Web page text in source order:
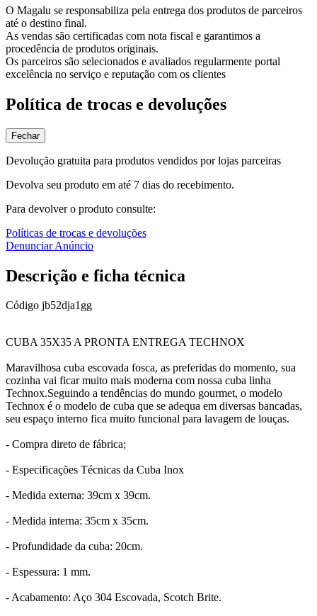
O Magalu se responsabiliza pela entrega dos produtos de parceiros
até o destino final.
As vendas são certificadas com nota fiscal e garantimos a
procedência de produtos originais.
Os parceiros são selecionados e avaliados regularmente portal
excelência no serviço e reputação com os clientes
Política de trocas e devoluções
Fechar
Devolução gratuita para produtos vendidos por lojas parceiras
Devolva seu produto em até 7 dias do recebimento.
Para devolver o produto consulte:
Políticas de trocas e devoluções
Denunciar Anúncio
Descrição e ficha técnica
Código jb52dja1gg
CUBA 35X35 A PRONTA ENTREGA TECHNOX
Maravilhosa cuba escovada fosca, as preferidas do momento, sua
cozinha vai ficar muito mais moderna com nossa cuba linha
Technox.Seguindo a tendências do mundo gourmet, o modelo
Technox é o modelo de cuba que se adequa em diversas bancadas,
seu espaço interno fica muito funcional para lavagem de louças.
- Compra direto de fábrica;
- Especificações Técnicas da Cuba Inox
- Medida externa: 39cm x 39cm.
- Medida interna: 35cm x 35cm.
- Profundidade da cuba: 20cm.
- Espessura: 1 mm.
- Acabamento: Aço 304 Escovada, Scotch Brite.